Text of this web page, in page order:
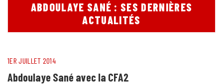
ABDOULAYE SANÉ : SES DERNIÈRES
ACTUALITÉS
1ER JUILLET 2014
Abdoulaye Sané avec la CFA2